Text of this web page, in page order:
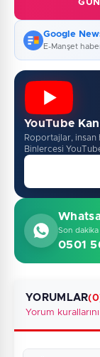
Google
E-Manşet
YouTube
Roportajlar, insan
Binlercesi
Son
0501
YORUMLAR
Yorum